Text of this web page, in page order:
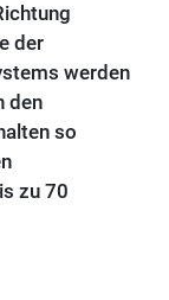
der
werden
den
so
zu 70